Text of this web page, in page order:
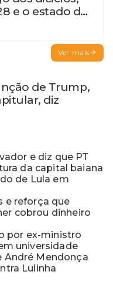
e o estado de
Ver mais
de Trump,
diz
e diz que PT
da capital baiana
de Lula em
e reforça que
cobrou dinheiro
por ex-ministro
universidade
André Mendonça
Lulinha